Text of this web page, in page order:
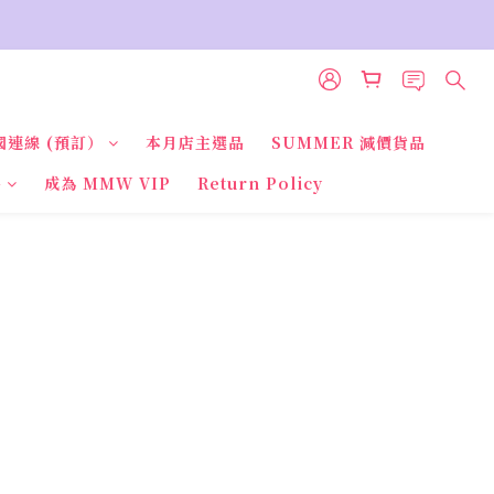
線 (預訂） 本月店主選品
SUMMER 減價貨品
成為 MMW VIP Return Policy